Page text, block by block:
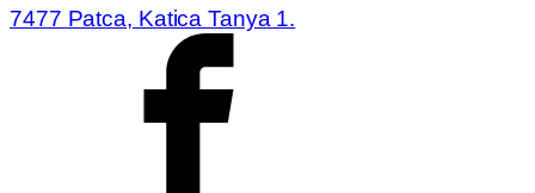
7477 Patca, Katica Tanya 1.